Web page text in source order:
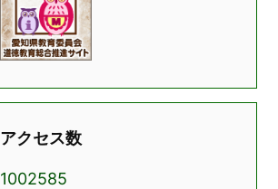
アクセス数
1002585